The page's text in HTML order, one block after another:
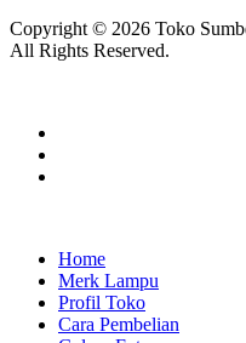
Copyright © 2026 Toko
All Rights Reserved.
Home
Merk Lampu
Profil Toko
Cara Pembelian